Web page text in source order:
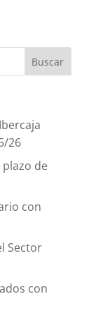
26
de
con
Sector
con